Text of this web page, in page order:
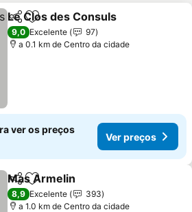
PartilharAdicionar aos favoritos
Le Clos des Consuls
9,0 Excelente
97
a 0.1 km de Centro da cidade
ver os preços
Ver preços
PartilharAdicionar aos favoritos
Mas Armelin
8,9 Excelente
393
a 1.0 km de Centro da cidade